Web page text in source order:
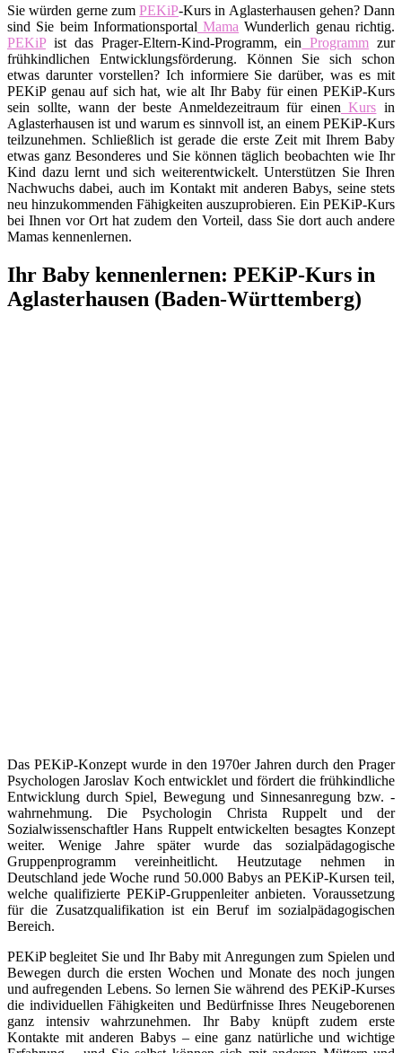
Sie würden gerne zum PEKiP-Kurs in Aglasterhausen gehen? Dann
sind Sie beim Informationsportal Mama Wunderlich genau richtig.
PEKiPist das Prager-Eltern-Kind-Programm, ein Programm zur
frühkindlichen Entwicklungsförderung. Können Sie sich schon
etwas darunter vorstellen? Ich informiere Sie darüber, was es mit
PEKiP genau auf sich hat, wie alt Ihr Baby für einen PEKiP-Kurs
sein sollte, wann der beste Anmeldezeitraum für einen Kurs in
Aglasterhausen ist und warum es sinnvoll ist, an einem PEKiP-Kurs
teilzunehmen. Schließlich ist gerade die erste Zeit mit Ihrem Baby
etwas ganz Besonderes und Sie können täglich beobachten wie Ihr
Kind dazu lernt und sich weiterentwickelt. Unterstützen Sie Ihren
Nachwuchs dabei, auch im Kontakt mit anderen Babys, seine stets
neu hinzukommenden Fähigkeiten auszuprobieren. Ein PEKiP-Kurs
bei Ihnen vor Ort hat zudem den Vorteil, dass Sie dort auch andere
Mamas kennenlernen.
Ihr Baby kennenlernen: PEKiP-Kurs in
Aglasterhausen (Baden-Württemberg)
Das PEKiP-Konzept wurde in den 1970er Jahren durch den Prager
Psychologen Jaroslav Koch entwicklet und fördert die frühkindliche
Entwicklung durch Spiel, Bewegung und Sinnesanregung bzw. -
wahrnehmung. Die Psychologin Christa Ruppelt und der
Sozialwissenschaftler Hans Ruppelt entwickelten besagtes Konzept
weiter. Wenige Jahre später wurde das sozialpädagogische
Gruppenprogramm vereinheitlicht. Heutzutage nehmen in
Deutschland jede Woche rund 50.000 Babys an PEKiP-Kursen teil,
welche qualifizierte PEKiP-Gruppenleiter anbieten. Voraussetzung
für die Zusatzqualifikation ist ein Beruf im sozialpädagogischen
Bereich.
PEKiP begleitet Sie und Ihr Baby mit Anregungen zum Spielen und
Bewegen durch die ersten Wochen und Monate des noch jungen
und aufregenden Lebens. So lernen Sie während des PEKiP-Kurses
die individuellen Fähigkeiten und Bedürfnisse Ihres Neugeborenen
ganz intensiv wahrzunehmen. Ihr Baby knüpft zudem erste
Kontakte mit anderen Babys – eine ganz natürliche und wichtige